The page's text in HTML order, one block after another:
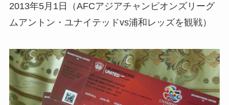
2013年5月1日（AFCアジアチャンピオンズリーグ
ムアントン・ユナイテッドvs浦和レッズを観戦）